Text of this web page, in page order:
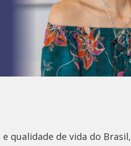
qualidade de vida do